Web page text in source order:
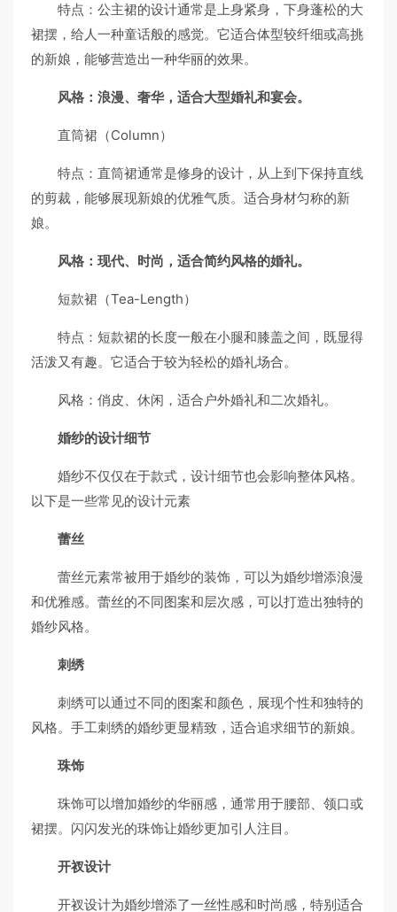
特点：公主裙的设计通常是上身紧身，下身蓬松的大
裙摆，给人一种童话般的感觉。它适合体型较纤细或高挑
的新娘，能够营造出一种华丽的效果。
风格：浪漫、奢华，适合大型婚礼和宴会。
直筒裙（Column）
特点：直筒裙通常是修身的设计，从上到下保持直线
的剪裁，能够展现新娘的优雅气质。适合身材匀称的新
娘。
风格：现代、时尚，适合简约风格的婚礼。
短款裙（Tea-Length）
特点：短款裙的长度一般在小腿和膝盖之间，既显得
活泼又有趣。它适合于较为轻松的婚礼场合。
风格：俏皮、休闲，适合户外婚礼和二次婚礼。
婚纱的设计细节
婚纱不仅仅在于款式，设计细节也会影响整体风格。
以下是一些常见的设计元素
蕾丝
蕾丝元素常被用于婚纱的装饰，可以为婚纱增添浪漫
和优雅感。蕾丝的不同图案和层次感，可以打造出独特的
婚纱风格。
刺绣
刺绣可以通过不同的图案和颜色，展现个性和独特的
风格。手工刺绣的婚纱更显精致，适合追求细节的新娘。
珠饰
珠饰可以增加婚纱的华丽感，通常用于腰部、领口或
裙摆。闪闪发光的珠饰让婚纱更加引人注目。
开衩设计
开衩设计为婚纱增添了一丝性感和时尚感，特别适合